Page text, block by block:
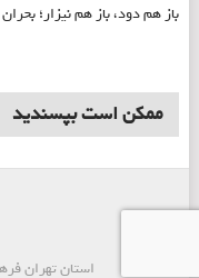
باز هم دود، باز هم نیزار؛
ممکن است بپسندید
استان تهران